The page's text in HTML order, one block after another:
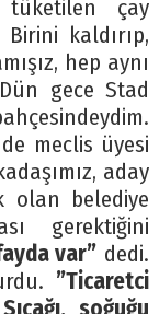
tüketilen çay
kaldırıp,
hep aynı
gece Stad
meclis üyesi
aday
olan belediye
gerektiğini
var” dedi.
”Ticaretci